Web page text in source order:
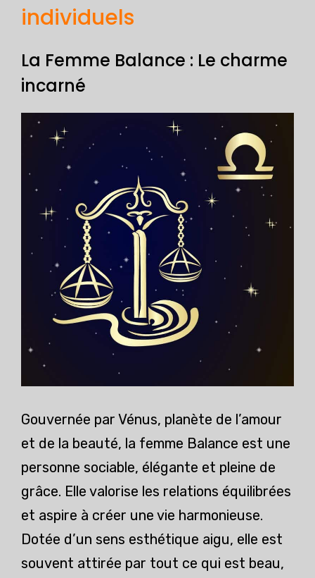
individuels
La Femme Balance : Le charme
incarné
Gouvernée par Vénus, planète de l’amour
et de la beauté, la femme Balance est une
personne sociable, élégante et pleine de
grâce. Elle valorise les relations équilibrées
et aspire à créer une vie harmonieuse.
Dotée d’un sens esthétique aigu, elle est
souvent attirée par tout ce qui est beau,